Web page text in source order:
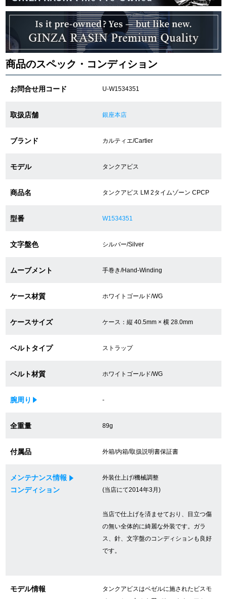
ご利用ガイド
GINZA RASINのプレミアムクオリティについて
送料・お支払方法
ショッピングローンの流れ
ショップサービス
ラッピングサービス
腕時計サイズ調整サービス
店舗受け取りサービス
店舗取り寄せサービス
75%以上保証！中古商品高価買戻し
修理・メンテナンスをご希望の方
修理・メンテンナンスについて
電池交換について
商品のスペック・コンディション
お問合せ用コード U-W1534351
取扱店舗 銀座本店
ブランド カルティエ/Cartier
モデル タンクアビス
商品名 タンクアビス LM 2タイムゾーン CPCP
型番 W1534351
文字盤色 シルバー/Silver
ムーブメント 手巻き/Hand-Winding
ケース材質 ホワイトゴールド/WG
ケースサイズ ケース：縦 40.5mm × 横 28.0mm
ベルトタイプ ストラップ
ベルト材質 ホワイトゴールド/WG
腕周り -
全重量 89g
付属品 外箱/内箱/取扱説明書保証書
メンテナンス情報
コンディション
外装仕上げ/機械調整
(当店にて2014年3月)
当店で仕上げを済ませており、目立つ傷
の無い全体的に綺麗な外装です。ガラ
ス、針、文字盤のコンディションも良好
です。
モデル情報
タンクアビスはベゼルに施されたビスモ